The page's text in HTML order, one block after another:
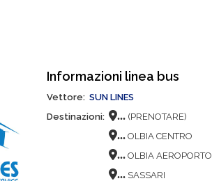
Informazioni linea bus
Vettore
SUN LINES
Destinazioni
... (PRENOTARE)
... OLBIA CENTRO
... OLBIA AEROPORTO
... SASSARI